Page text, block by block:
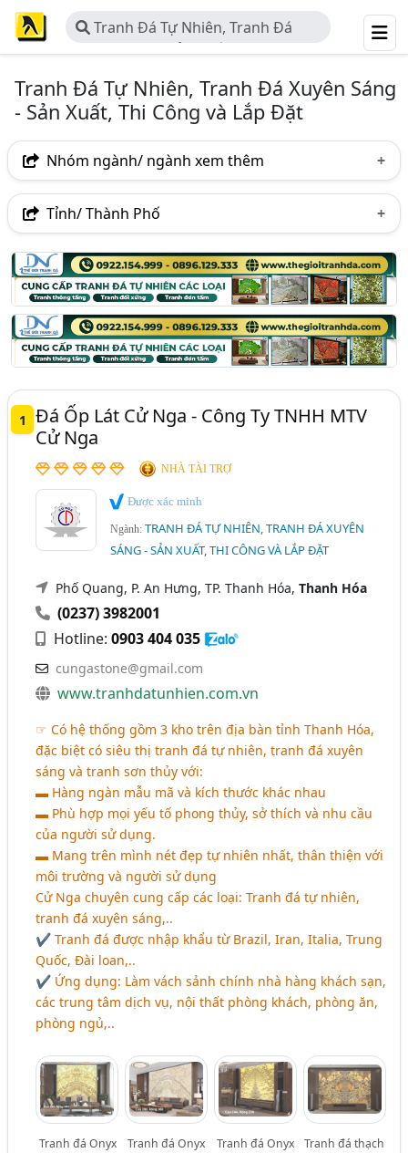
Tranh Đá Tự Nhiên, Tranh Đá
Xuyên Sáng - Sản Xuất, Thi Công và
Tranh Đá Tự Nhiên, Tranh Đá Xuyên Sáng
- Sản Xuất, Thi Công và Lắp Đặt
Nhóm ngành/ ngành xem thêm
Ngành nghề
Thi Công Và Lắp Đặt(24)
Ngành xem thêm
Đá Ốp Lát (Đá Granite, Đá Marble, Đá Hoa Cương..)
(640)
Đá Trang Trí - Kinh Doanh Và Phân Phối (91)
Tỉnh/ Thành Phố
Hà Nội TP. Hồ Chí Minh (TPHCM) Thanh Hóa
1
Đá Ốp Lát Cử Nga - Công Ty TNHH MTV
Cử Nga
NHÀ TÀI TRỢ
Được xác minh
Ngành:TRANH ĐÁ TỰ NHIÊN, TRANH ĐÁ XUYÊN
SÁNG - SẢN XUẤT, THI CÔNG VÀ LẮP ĐẶT
Phố Quang, P. An Hưng, TP. Thanh Hóa,Thanh Hóa
(0237) 3982001
Hotline:0903 404 035
cungastone@gmail.com
www.tranhdatunhien.com.vn
☞ Có hệ thống gồm 3 kho trên địa bàn tỉnh Thanh Hóa,
đặc biệt có siêu thị tranh đá tự nhiên, tranh đá xuyên
sáng và tranh sơn thủy với:
▬ Hàng ngàn mẫu mã và kích thước khác nhau
▬ Phù hợp mọi yếu tố phong thủy, sở thích và nhu cầu
của người sử dụng.
▬ Mang trên mình nét đẹp tự nhiên nhất, thân thiện với
môi trường và người sử dụng
Cử Nga chuyên cung cấp các loại: Tranh đá tự nhiên,
tranh đá xuyên sáng,..
✔ Tranh đá được nhập khẩu từ Brazil, Iran, Italia, Trung
Quốc, Đài loan,..
✔ Ứng dụng: Làm vách sảnh chính nhà hàng khách sạn,
các trung tâm dịch vụ, nội thất phòng khách, phòng ăn,
phòng ngủ,..
Tranh đá Onyx
Tranh đá Onyx
Tranh đá Onyx
Tranh đá thạch